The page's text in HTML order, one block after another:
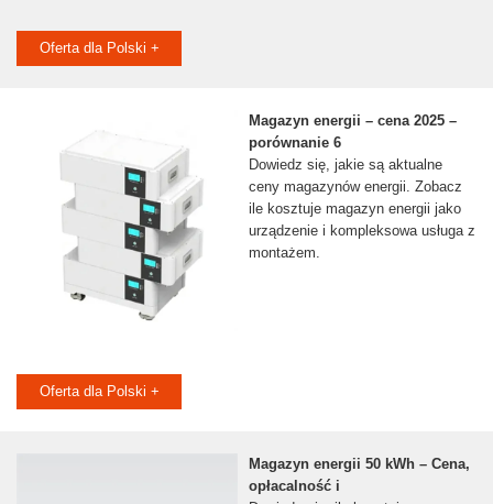
Oferta dla Polski +
Magazyn energii – cena 2025 –
porównanie 6
Dowiedz się, jakie są aktualne
ceny magazynów energii. Zobacz
ile kosztuje magazyn energii jako
urządzenie i kompleksowa usługa z
montażem.
Oferta dla Polski +
Magazyn energii 50 kWh – Cena,
opłacalność i